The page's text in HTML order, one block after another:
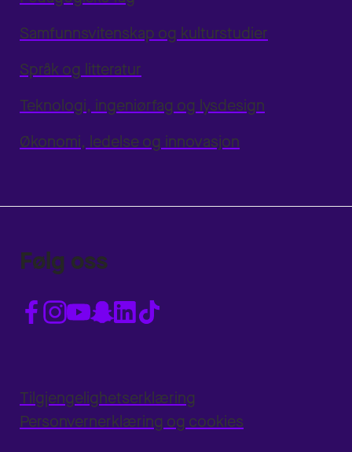
Samfunnsvitenskap og kulturstudier
Språk og litteratur
Teknologi, ingeniørfag og lysdesign
Økonomi, ledelse og innovasjon
Følg oss
Tilgjengelighetserklæring
Personvernerklæring og cookies